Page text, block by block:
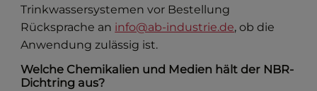
Trinkwassersystemen vor Bestellung
Rücksprache an info@ab-industrie.de, ob die
Anwendung zulässig ist.
Welche Chemikalien und Medien hält der NBR-
Dichtring aus?